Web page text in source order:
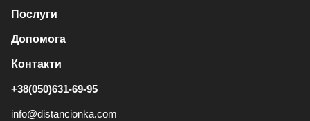
Послуги
Допомога
Контакти
+38(050)631-69-95
info@distancionka.com